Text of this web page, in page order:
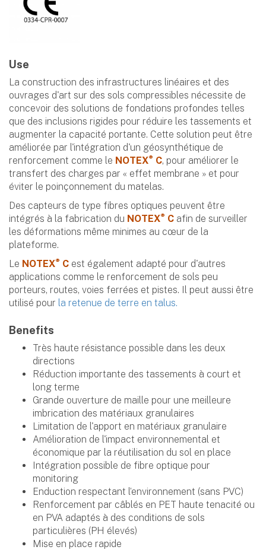
Use
La construction des infrastructures linéaires et des
ouvrages d'art sur des sols compressibles nécessite de
concevoir des solutions de fondations profondes telles
que des inclusions rigides pour réduire les tassements et
augmenter la capacité portante. Cette solution peut être
améliorée par l'intégration d'un géosynthétique de
renforcement comme le NOTEX® C, pour améliorer le
transfert des charges par « effet membrane » et pour
éviter le poinçonnement du matelas.
Des capteurs de type fibres optiques peuvent être
intégrés à la fabrication du NOTEX® C afin de surveiller
les déformations même minimes au cœur de la
plateforme.
Le NOTEX® C est également adapté pour d'autres
applications comme le renforcement de sols peu
porteurs, routes, voies ferrées et pistes. Il peut aussi être
utilisé pour la retenue de terre en talus.
Benefits
Très haute résistance possible dans les deux
directions
Réduction importante des tassements à court et
long terme
Grande ouverture de maille pour une meilleure
imbrication des matériaux granulaires
Limitation de l'apport en matériaux granulaire
Amélioration de l'impact environnemental et
économique par la réutilisation du sol en place
Intégration possible de fibre optique pour
monitoring
Enduction respectant l’environnement (sans PVC)
Renforcement par câblés en PET haute tenacité ou
en PVA adaptés à des conditions de sols
particulières (PH élevés)
Mise en place rapide